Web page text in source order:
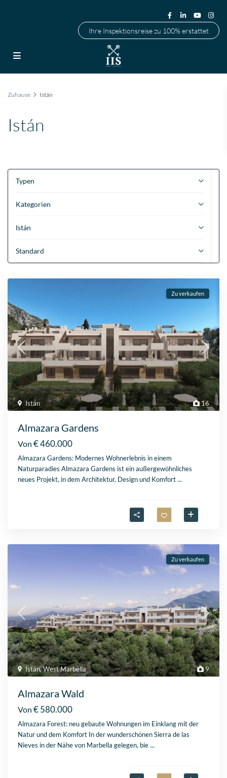
Ihre Inspektionsreise zu 100% erstattet
Zuhause Istán
Istán
Typen
Kategorien
Istán
Standard
16
Istán
Zu verkaufen
Almazara Gardens
Von € 460.000
Almazara Gardens: Modernes Wohnerlebnis in einem
Naturparadies Almazara Gardens ist ein außergewöhnliches
neues Projekt, in dem Architektur, Design und Komfort...
9
Istán,West Marbella
Zu verkaufen
Almazara Wald
Von € 580.000
Almazara Forest: neu gebaute Wohnungen im Einklang mit der
Natur und dem Komfort In der wunderschönen Sierra de las
Nieves in der Nähe von Marbella gelegen, bie...